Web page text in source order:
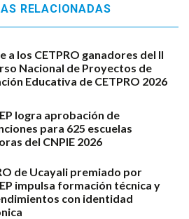
RELACIONADAS
a los CETPRO ganadores del II
Nacional de Proyectos de
Educativa de CETPRO 2026
logra aprobación de
para 625 escuelas
del CNPIE 2026
de Ucayali premiado por
impulsa formación técnica y
con identidad